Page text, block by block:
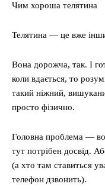
Чим хороша телятина
Телятина — це вже
Вона дорожча, так. І
коли вдається, то
такий ніжний,
просто фізично.
Головна проблема —
тут потрібен досвід.
(а хто там ставиться
телефон дзвонить).